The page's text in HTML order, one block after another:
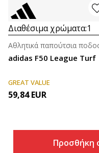
Διαθέσιμα χρώματα:1
adidas F50 League Turf
GREAT VALUE
59,84 EUR
Προσθήκη